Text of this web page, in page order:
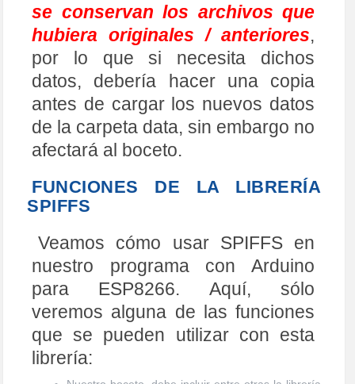
se conservan los archivos que
hubiera originales / anteriores,
por lo que si necesita dichos
datos, debería hacer una copia
antes de cargar los nuevos datos
de la carpeta data, sin embargo no
afectará al boceto.
FUNCIONES DE LA LIBRERÍA
SPIFFS
Veamos cómo usar SPIFFS en
nuestro programa con Arduino
para ESP8266. Aquí, sólo
veremos alguna de las funciones
que se pueden utilizar con esta
librería: